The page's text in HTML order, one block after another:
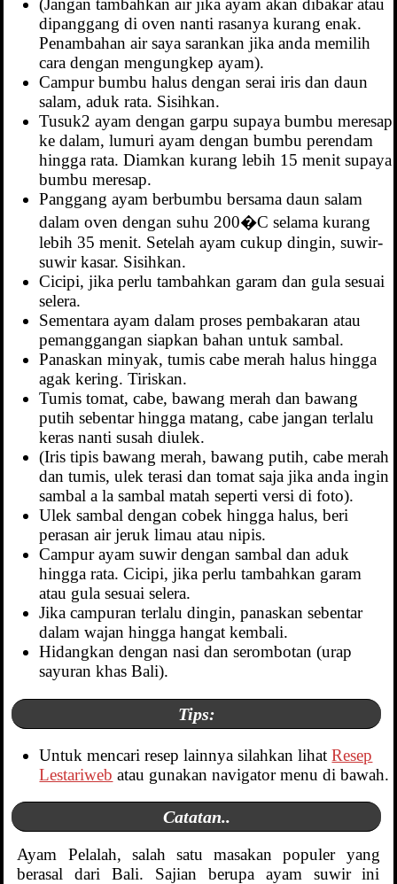
(Jangan tambahkan air jika ayam akan dibakar atau
dipanggang di oven nanti rasanya kurang enak.
Penambahan air saya sarankan jika anda memilih
cara dengan mengungkep ayam).
Campur bumbu halus dengan serai iris dan daun
salam, aduk rata. Sisihkan.
Tusuk2 ayam dengan garpu supaya bumbu meresap
ke dalam, lumuri ayam dengan bumbu perendam
hingga rata. Diamkan kurang lebih 15 menit supaya
bumbu meresap.
Panggang ayam berbumbu bersama daun salam
dalam oven dengan suhu 200�C selama kurang
lebih 35 menit. Setelah ayam cukup dingin, suwir-
suwir kasar. Sisihkan.
Cicipi, jika perlu tambahkan garam dan gula sesuai
selera.
Sementara ayam dalam proses pembakaran atau
pemanggangan siapkan bahan untuk sambal.
Panaskan minyak, tumis cabe merah halus hingga
agak kering. Tiriskan.
Tumis tomat, cabe, bawang merah dan bawang
putih sebentar hingga matang, cabe jangan terlalu
keras nanti susah diulek.
(Iris tipis bawang merah, bawang putih, cabe merah
dan tumis, ulek terasi dan tomat saja jika anda ingin
sambal a la sambal matah seperti versi di foto).
Ulek sambal dengan cobek hingga halus, beri
perasan air jeruk limau atau nipis.
Campur ayam suwir dengan sambal dan aduk
hingga rata. Cicipi, jika perlu tambahkan garam
atau gula sesuai selera.
Jika campuran terlalu dingin, panaskan sebentar
dalam wajan hingga hangat kembali.
Hidangkan dengan nasi dan serombotan (urap
sayuran khas Bali).
Tips:
Untuk mencari resep lainnya silahkan lihatResep
Lestariweb atau gunakan navigator menu di bawah.
Catatan..
Ayam Pelalah, salah satu masakan populer yang
berasal dari Bali. Sajian berupa ayam suwir ini